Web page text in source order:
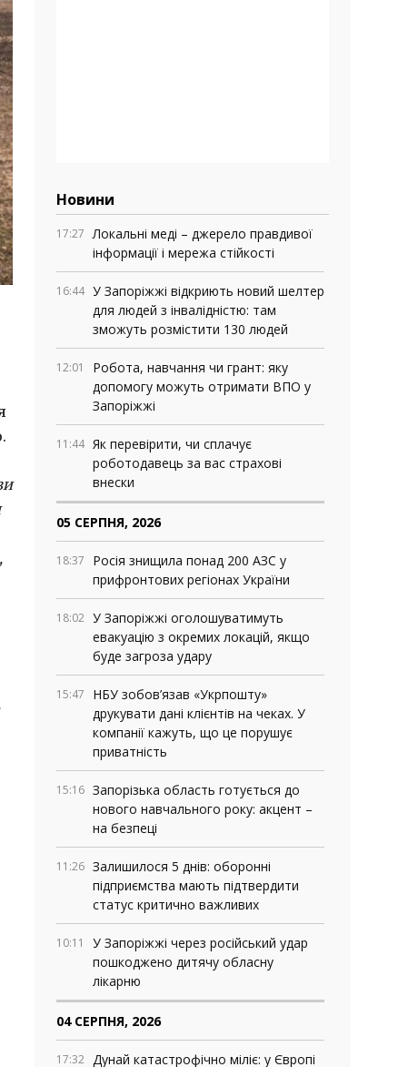
Новини
17:27 Локальні меді – джерело правдивої
інформації і мережа стійкості
16:44 У Запоріжжі відкриють новий шелтер
для людей з інвалідністю: там
зможуть розмістити 130 людей
12:01
Робота, навчання чи грант: яку
допомогу можуть отримати ВПО у
Запоріжжі
11:44 Як перевірити, чи сплачує
роботодавець за вас страхові
внески
05 СЕРПНЯ, 2026
18:37
Росія знищила понад 200 АЗС у
прифронтових регіонах України
18:02 У Запоріжжі оголошуватимуть
евакуацію з окремих локацій, якщо
буде загроза удару
15:47
НБУ зобов’язав «Укрпошту»
друкувати дані клієнтів на чеках. У
компанії кажуть, що це порушує
приватність
15:16 Запорізька область готується до
нового навчального року: акцент –
на безпеці
11:26 Залишилося 5 днів: оборонні
підприємства мають підтвердити
статус критично важливих
10:11
У Запоріжжі через російський удар
пошкоджено дитячу обласну
лікарню
04 СЕРПНЯ, 2026
17:32 Дунай катастрофічно міліє: у Європі